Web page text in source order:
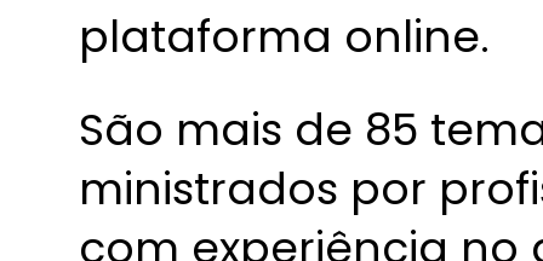
plataforma online.
São mais de 85
ministrados por
com experiência